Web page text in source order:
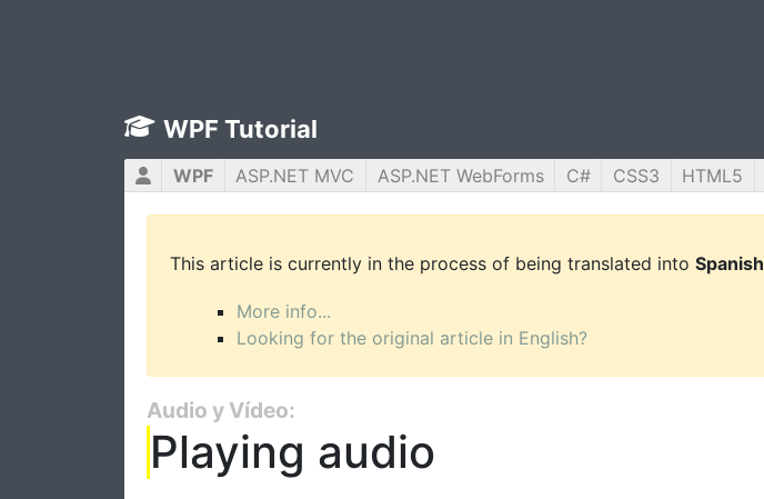
WPF Tutorial
WPF ASP.NET MVC ASP.NET WebForms C# CSS3 HTML5
This article is currently in the process of being translated into Spanish
More info...
Looking for the original article in English?
Audio y Vídeo:
Playing audio